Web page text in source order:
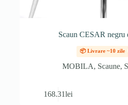
Scaun CESAR negru
📦 Livrare ~10 zile
MOBILA, Scaune,
168.31lei